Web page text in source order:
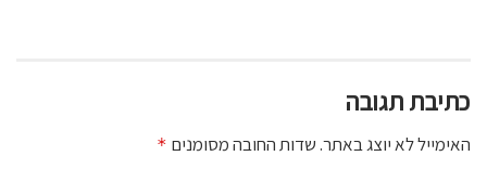
כתיבת תגובה
האימייל לא יוצג באתר.שדות החובה מסומנים *